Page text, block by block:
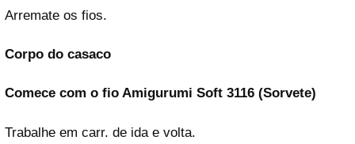
Arremate os fios.
Corpo do casaco
Comece com o fio Amigurumi Soft 3116 (Sorvete)
Trabalhe em carr. de ida e volta.